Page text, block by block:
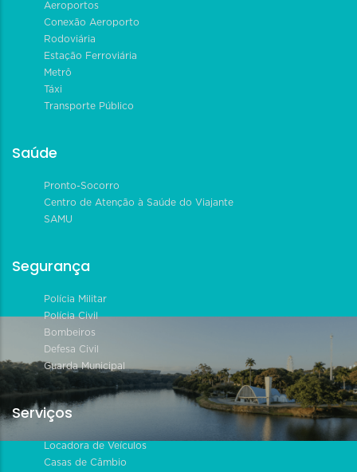
Aeroportos
Conexão Aeroporto
Rodoviária
Estação Ferroviária
Metrô
Táxi
Transporte Público
Saúde
Pronto-Socorro
Centro de Atenção à Saúde do Viajante
SAMU
Segurança
Polícia Militar
Polícia Civil
Bombeiros
Defesa Civil
Guarda Municipal
Serviços
Locadora de Veículos
Casas de Câmbio